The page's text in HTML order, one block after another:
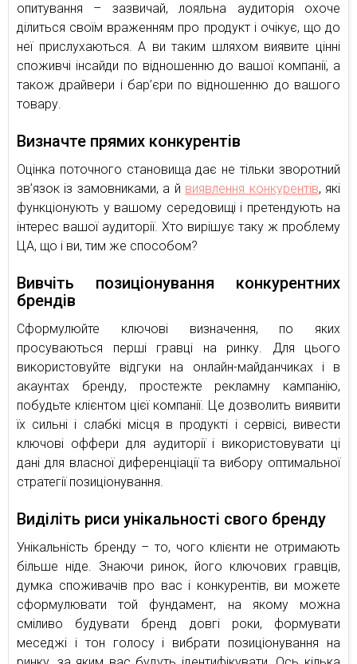
опитування – зазвичай, лояльна аудиторія охоче
ділиться своїм враженням про продукт і очікує, що до
неї прислухаються. А ви таким шляхом виявите цінні
споживчі інсайди по відношенню до вашої компанії, а
також драйвери і бар’єри по відношенню до вашого
товару.
Визначте прямих конкурентів
Оцінка поточного становища дає не тільки зворотний
зв’язок із замовниками, а й виявлення конкурентів, які
функціонують у вашому середовищі і претендують на
інтерес вашої аудиторії. Хто вирішує таку ж проблему
ЦА, що і ви, тим же способом?
Вивчіть позиціонування конкурентних
брендів
Сформулюйте ключові визначення, по яких
просуваються перші гравці на ринку. Для цього
використовуйте відгуки на онлайн-майданчиках і в
акаунтах бренду, простежте рекламну кампанію,
побудьте клієнтом цієї компанії. Це дозволить виявити
їх сильні і слабкі місця в продукті і сервісі, вивести
ключові оффери для аудиторії і використовувати ці
дані для власної диференціації та вибору оптимальної
стратегії позиціонування.
Виділіть риси унікальності свого бренду
Унікальність бренду – то, чого клієнти не отримають
більше ніде. Знаючи ринок, його ключових гравців,
думка споживачів про вас і конкурентів, ви можете
сформулювати той фундамент, на якому можна
сміливо будувати бренд довгі роки, формувати
меседжі і тон голосу і вибрати позиціонування на